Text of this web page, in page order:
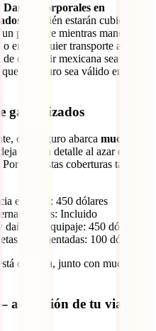
Daños Corporales en
, también estarán cubiertos
percance mientras manejas un
o en cualquier transporte a
de conducir mexicana sea
el seguro sea válido en caso
garantizados
este seguro abarca mucho
ningún detalle al azar en
eso, estas coberturas también
en hotel: 450 dólares
Incluido
al equipaje: 450 dólares
documentadas: 100 dólares
cubierta, junto con muchas
anulación de tu viaje a